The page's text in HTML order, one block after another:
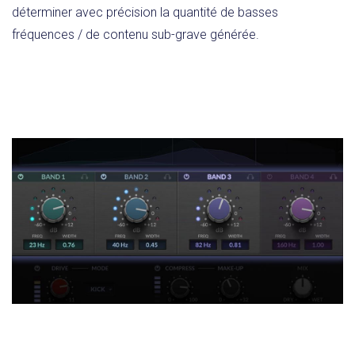
déterminer avec précision la quantité de basses
fréquences / de contenu sub-grave générée.